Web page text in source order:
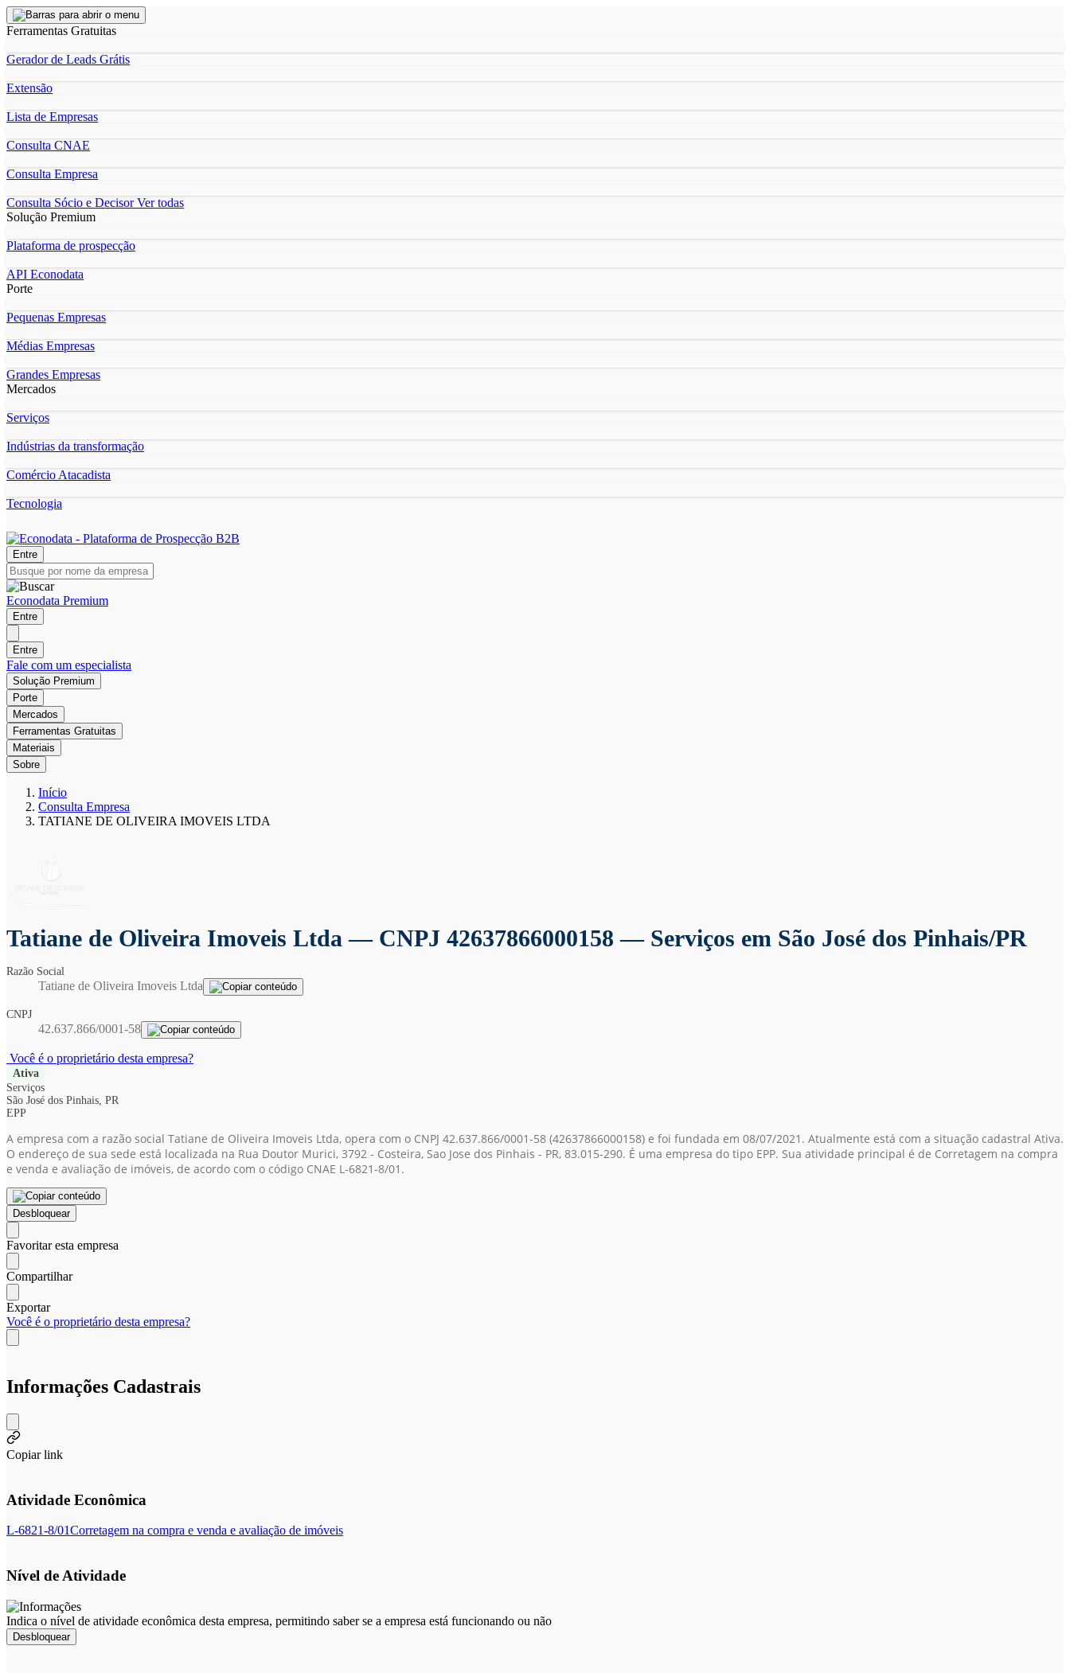
Ferramentas Gratuitas
Gerador de Leads Grátis
Extensão
Lista de Empresas
Consulta CNAE
Consulta Empresa
Consulta Sócio e DecisorVer todas
Solução Premium
Plataforma de prospecção
API Econodata
Porte
Pequenas Empresas
Médias Empresas
Grandes Empresas
Mercados
Serviços
Indústrias da transformação
Comércio Atacadista
Tecnologia
Entre
Econodata Premium
Entre
Entre
Fale com um especialista
Solução Premium
Porte
Mercados
Ferramentas Gratuitas
Materiais
Sobre
Início
Consulta Empresa
TATIANE DE OLIVEIRA IMOVEIS LTDA
Tatiane de Oliveira Imoveis Ltda— CNPJ 42637866000158 — Serviços em São José dos Pinhais/PR
Razão Social
Tatiane de Oliveira Imoveis Ltda
CNPJ
42.637.866/0001-58
Você é o proprietário desta empresa?
Ativa
Serviços
São José dos Pinhais, PR
EPP
A empresa com a razão social Tatiane de Oliveira Imoveis Ltda, opera com o CNPJ 42.637.866/0001-58 (42637866000158) e foi fundada em 08/07/2021. Atualmente está com a situação cadastral Ativa.
O endereço de sua sede está localizada na Rua Doutor Murici, 3792 - Costeira, Sao Jose dos Pinhais - PR, 83.015-290. É uma empresa do tipo EPP. Sua atividade principal é de Corretagem na compra
e venda e avaliação de imóveis, de acordo com o código CNAE L-6821-8/01.
Desbloquear
Favoritar esta empresa
Compartilhar
Exportar
Você é o proprietário desta empresa?
Informações Cadastrais
Copiar link
Atividade Econômica
L-6821-8/01Corretagem na compra e venda e avaliação de imóveis
Nível de Atividade
Indica o nível de atividade econômica desta empresa, permitindo saber se a empresa está funcionando ou não
Desbloquear